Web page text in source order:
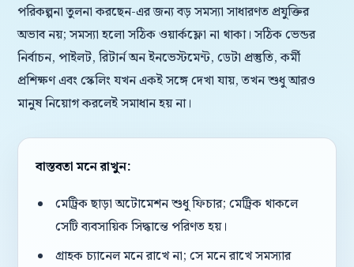
পরিকল্পনা তুলনা করছেন-এর জন্য বড় সমস্যা সাধারণত প্রযুক্তির
অভাব নয়; সমস্যা হলো সঠিক ওয়ার্কফ্লো না থাকা। সঠিক ভেন্ডর
নির্বাচন, পাইলট, রিটার্ন অন ইনভেস্টমেন্ট, ডেটা প্রস্তুতি, কর্মী
প্রশিক্ষণ এবং স্কেলিং যখন একই সঙ্গে দেখা যায়, তখন শুধু আরও
মানুষ নিয়োগ করলেই সমাধান হয় না।
বাস্তবতা মনে রাখুন:
মেট্রিক ছাড়া অটোমেশন শুধু ফিচার; মেট্রিক থাকলে
সেটি ব্যবসায়িক সিদ্ধান্তে পরিণত হয়।
গ্রাহক চ্যানেল মনে রাখে না; সে মনে রাখে সমস্যার